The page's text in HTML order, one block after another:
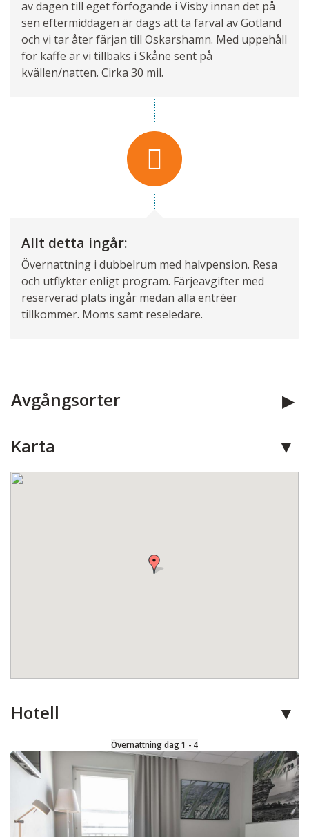
av dagen till eget förfogande i Visby innan det på
sen eftermiddagen är dags att ta farväl av Gotland
och vi tar åter färjan till Oskarshamn. Med uppehåll
för kaffe är vi tillbaks i Skåne sent på
kvällen/natten. Cirka 30 mil.
Allt detta ingår:
Övernattning i dubbelrum med halvpension. Resa
och utflykter enligt program. Färjeavgifter med
reserverad plats ingår medan alla entréer
tillkommer. Moms samt reseledare.
Avgångsorter
Karta
Hotell
Övernattning dag 1 - 4